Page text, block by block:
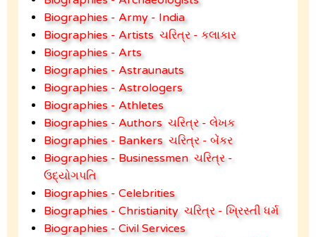
Biographies - Army - India
Biographies - Artists ચરિત્ર - કલાકાર
Biographies - Arts
Biographies - Astraunauts
Biographies - Astrologers
Biographies - Athletes
Biographies - Authors ચરિત્ર - લેખક
Biographies - Bankers ચરિત્ર - બેંકર
Biographies - Businessmen ચરિત્ર -
ઉદ્યોગપતિ
Biographies - Celebrities
Biographies - Christianity ચરિત્ર - ખ્રિસ્તી ધર્મ
Biographies - Civil Services